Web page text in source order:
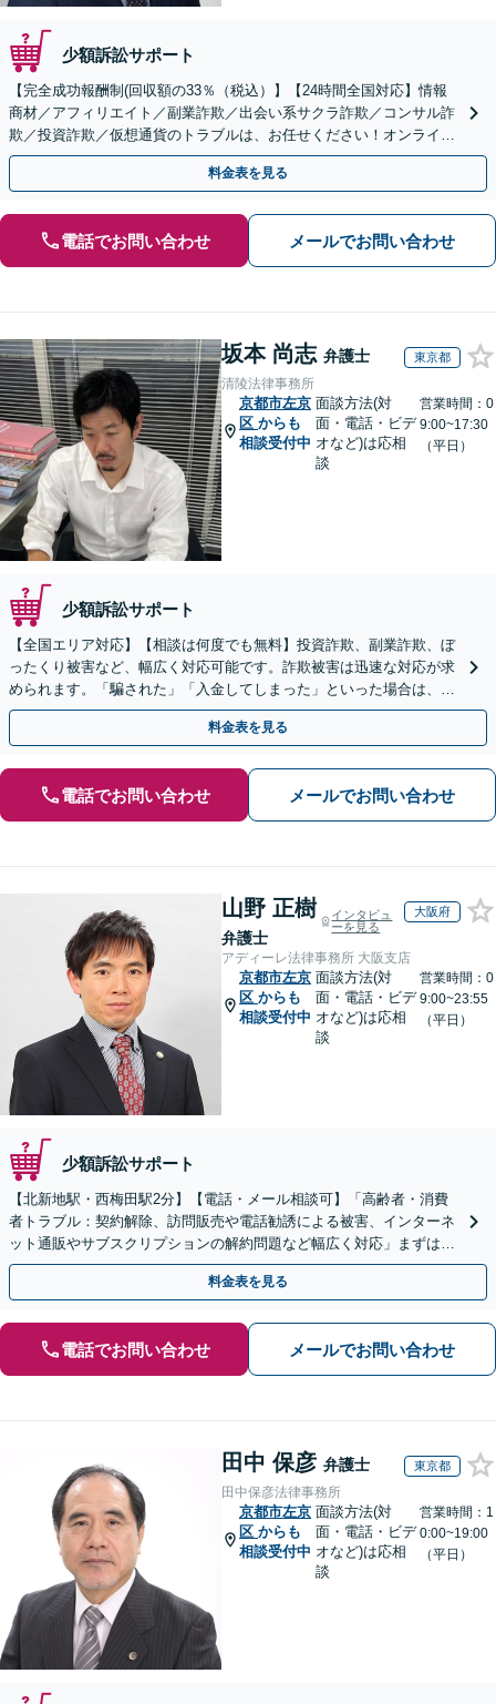
少額訴訟サポート
【完全成功報酬制(回収額の33％（税込）】【24時間全国対応】情報
商材／アフィリエイト／副業詐欺／出会い系サクラ詐欺／コンサル詐
欺／投資詐欺／仮想通貨のトラブルは、お任せください！オンライン
のみで解決も可能！
料金表を見る
電話でお問い合わせ メールでお問い合わせ
坂本 尚志 弁護士 東京都
清陵法律事務所
京都市左京
区 からも
相談受付中
面談方法(対
面・電話・ビデ
オなど)は応相
談
営業時間：0
9:00~17:30
（平日）
少額訴訟サポート
【全国エリア対応】【相談は何度でも無料】投資詐欺、副業詐欺、ぼ
ったくり被害など、幅広く対応可能です。詐欺被害は迅速な対応が求
められます。「騙された」「入金してしまった」といった場合は、お
早めにご相談ください。【電話・メール・WEB相談可】
料金表を見る
電話でお問い合わせ メールでお問い合わせ
山野 正樹
弁護士
インタビュ
ーを見る
大阪府
アディーレ法律事務所 大阪支店
京都市左京
区 からも
相談受付中
面談方法(対
面・電話・ビデ
オなど)は応相
談
営業時間：0
9:00~23:55
（平日）
少額訴訟サポート
【北新地駅・西梅田駅2分】【電話・メール相談可】「高齢者・消費
者トラブル：契約解除、訪問販売や電話勧誘による被害、インターネ
ット通販やサブスクリプションの解約問題など幅広く対応」まずは一
度ご相談ください【休日・夜間相談可】
料金表を見る
電話でお問い合わせ メールでお問い合わせ
田中 保彦 弁護士 東京都
田中保彦法律事務所
京都市左京
区 からも
相談受付中
面談方法(対
面・電話・ビデ
オなど)は応相
談
営業時間：1
0:00~19:00
（平日）